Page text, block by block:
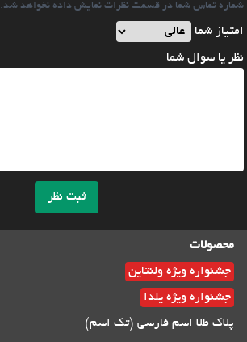
شماره تماس شما در قسمت نظرات نمایش داده نخواهد شد.
امتیاز شما
نظر یا سوال شما
ثبت نظر
محصولات
جشنواره ویژه ولنتاین
جشنواره ویژه یلدا
پلاک طلا اسم فارسی (تک اسم)